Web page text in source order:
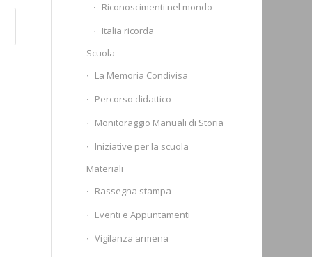
Riconoscimenti nel mondo
Italia ricorda
Scuola
La Memoria Condivisa
Percorso didattico
Monitoraggio Manuali di Storia
Iniziative per la scuola
Materiali
Rassegna stampa
Eventi e Appuntamenti
Vigilanza armena